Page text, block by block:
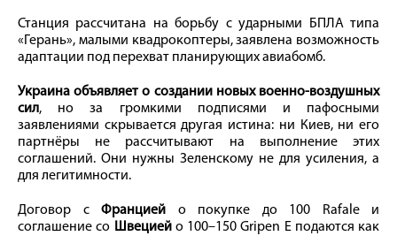
Станция рассчитана на борьбу с ударными БПЛА типа
«Герань», малыми квадрокоптеры, заявлена возможность
адаптации под перехват планирующих авиабомб.
Украина объявляет о создании новых военно-воздушных
сил, но за громкими подписями и пафосными
заявлениями скрывается другая истина: ни Киев, ни его
партнёры не рассчитывают на выполнение этих
соглашений. Они нужны Зеленскому не для усиления, а
для легитимности.
Договор с Францией о покупке до 100 Rafale и
соглашение со Швециейо 100–150 Gripen E подаются как